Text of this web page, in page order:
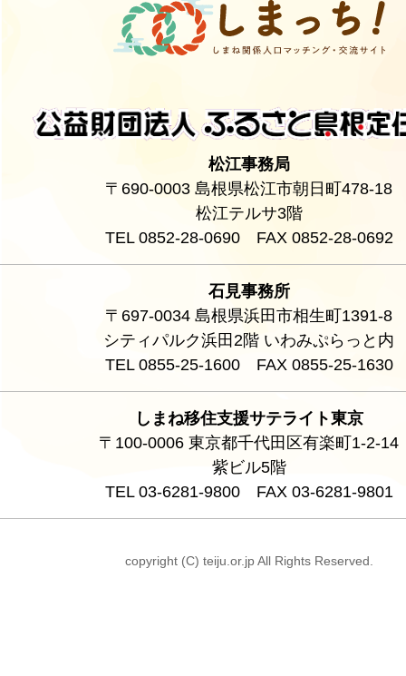
松江事務局
〒690-0003 島根県松江市朝日町478-18
松江テルサ3階
TEL 0852-28-0690 FAX 0852-28-0692
石見事務所
〒697-0034 島根県浜田市相生町1391-8
シティパルク浜田2階 いわみぷらっと内
TEL 0855-25-1600 FAX 0855-25-1630
しまね移住支援サテライト東京
〒100-0006 東京都千代田区有楽町1-2-14
紫ビル5階
TEL 03-6281-9800 FAX 03-6281-9801
copyright (C) teiju.or.jp All Rights Reserved.